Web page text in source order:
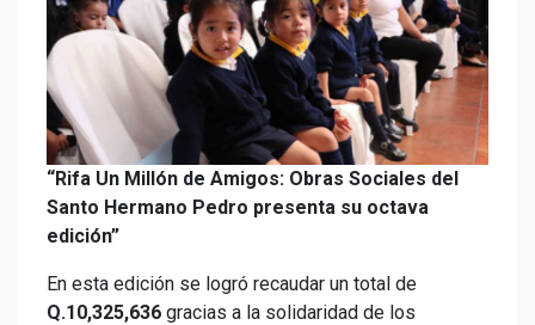
“Rifa Un Millón de Amigos: Obras Sociales del
Santo Hermano Pedro presenta su octava
edición”
En esta edición se logró recaudar un total de
Q.10,325,636 gracias a la solidaridad de los